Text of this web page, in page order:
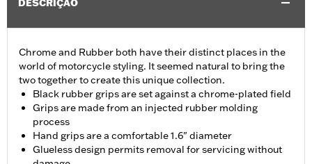
DESCRIÇÃO
Chrome and Rubber both have their distinct places in the
world of motorcycle styling. It seemed natural to bring the
two together to create this unique collection.
Black rubber grips are set against a chrome-plated field
Grips are made from an injected rubber molding
process
Hand grips are a comfortable 1.6" diameter
Glueless design permits removal for servicing without